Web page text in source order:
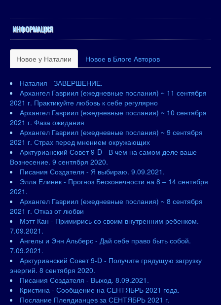
ИНФОРМАЦИЯ
Новое у Наталии Новое в Блоге Авторов
Наталия - ЗАВЕРШЕНИЕ.
Архангел Гавриил (ежедневные послания) ~ 11 сентября
2021 г. Практикуйте любовь к себе регулярно
Архангел Гавриил (ежедневные послания) ~ 10 сентября
2021 г. Фаза ожидания
Архангел Гавриил (ежедневные послания) ~ 9 сентября
2021 г. Страх перед мнением окружающих
Арктурианский Совет 9-D - В чем на самом деле ваше
Вознесение. 9 сентября 2020.
Писания Создателя - Я выбираю. 9.09.2021.
Элла Елинек - Прогноз Бесконечности на 8 – 14 сентября
2021.
Архангел Гавриил (ежедневные послания) ~ 8 сентября
2021 г. Отказ от любви
Мэтт Кан - Примирись со своим внутренним ребенком.
7.09.2021.
Ангелы и Энн Альберс - Дай себе право быть собой.
7.09.2021.
Арктурианский Совет 9-D - Получите грядущую загрузку
энергий. 8 сентября 2020.
Писания Создателя - Выход. 8.09.2021.
Кристина - Сообщение на СЕНТЯБРЬ 2021 года.
Послание Плеядианцев за СЕНТЯБРЬ 2021 г.